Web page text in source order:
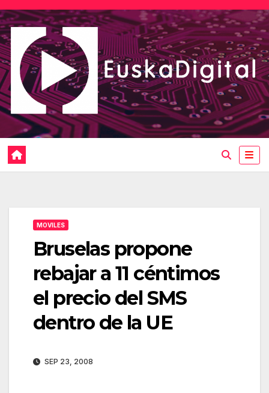
Saltar
al
contenido
MOVILES
Bruselas propone
rebajar a 11 céntimos
el precio del SMS
dentro de la UE
SEP 23, 2008